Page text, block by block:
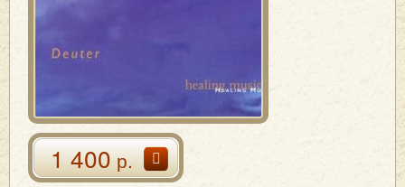
1 400р.